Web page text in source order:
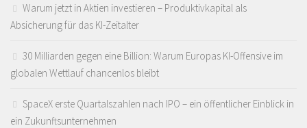
Warum jetzt in Aktien investieren – Produktivkapital als
Absicherung für das KI-Zeitalter
30 Milliarden gegen eine Billion: Warum Europas KI-Offensive im
globalen Wettlauf chancenlos bleibt
SpaceX erste Quartalszahlen nach IPO – ein öffentlicher Einblick in
ein Zukunftsunternehmen